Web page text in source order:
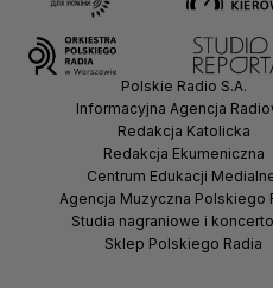
Polskie Radio S.A.
Informacyjna Agencja
Redakcja Katolicka
Redakcja Ekumeniczna
Centrum Edukacji
Agencja Muzyczna Polskiego
Studia nagraniowe i
Sklep Polskiego Radia